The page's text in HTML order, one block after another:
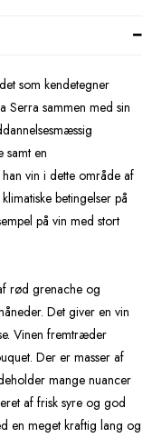
som kendetegner
Serra sammen med sin
samt en
vin i dette område af
betingelser på
på vin med stort
rød grenache og
Det giver en vin
Vinen fremtræder
Der er masser af
mange nuancer
af frisk syre og god
en meget kraftig lang og